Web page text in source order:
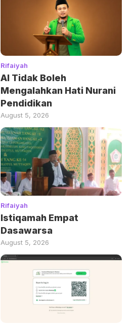
Rifaiyah
AI Tidak Boleh
Mengalahkan Hati Nurani
Pendidikan
August 5, 2026
Rifaiyah
Istiqamah Empat
Dasawarsa
August 5, 2026